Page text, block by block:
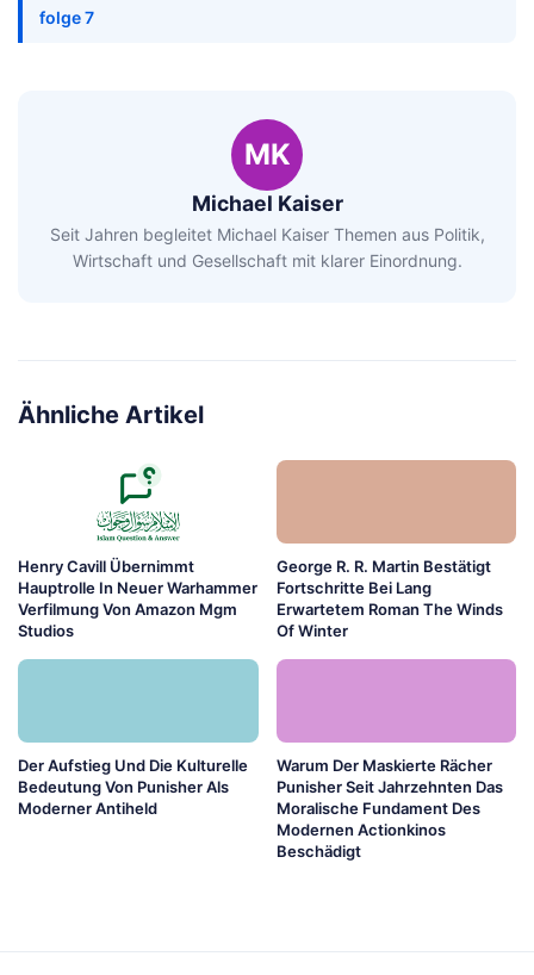
folge 7
MK
Michael Kaiser
Seit Jahren begleitet Michael Kaiser Themen aus Politik,
Wirtschaft und Gesellschaft mit klarer Einordnung.
Ähnliche Artikel
Henry Cavill Übernimmt
Hauptrolle In Neuer Warhammer
Verfilmung Von Amazon Mgm
Studios
George R. R. Martin Bestätigt
Fortschritte Bei Lang
Erwartetem Roman The Winds
Of Winter
Der Aufstieg Und Die Kulturelle
Bedeutung Von Punisher Als
Moderner Antiheld
Warum Der Maskierte Rächer
Punisher Seit Jahrzehnten Das
Moralische Fundament Des
Modernen Actionkinos
Beschädigt